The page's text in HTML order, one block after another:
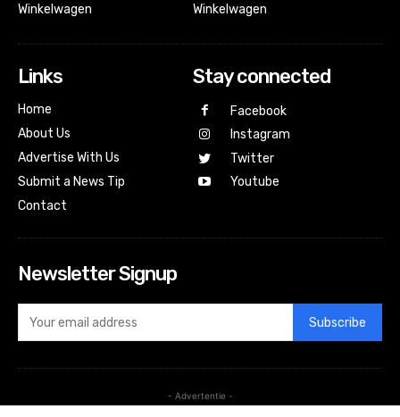
Winkelwagen
Winkelwagen
Links
Home
About Us
Advertise With Us
Submit a News Tip
Contact
Stay connected
Facebook
Instagram
Twitter
Youtube
Newsletter Signup
Subscribe
- Advertentie -